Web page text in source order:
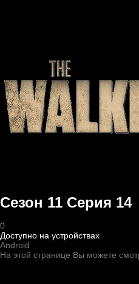
Сезон 11 Серия 14
0
Доступно на устройствах
Android
На этой странице Вы можете